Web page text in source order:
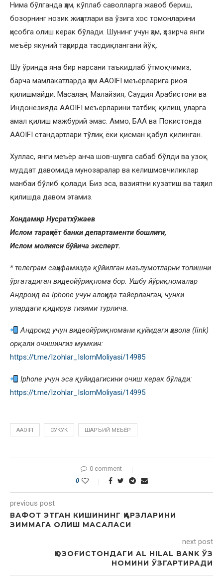
Нима бўлганда ҳам, кўплаб саволларга жавоб бериш,
бозорнинг нозик жиҳатлари ва ўзига хос томонларини
ҳисобга олиш керак бўлади. Шунинг учун ҳам, ҳозирча янги
меъёр якуний таҳрирда тасдиқлангани йўқ.
Шу ўринда яна бир нарсани таъкидлаб ўтмоқчимиз,
барча мамлакатларда ҳам AAOIFI меъёрларига риоя
қилишмайди. Масалан, Малайзия, Саудия Арабистони ва
Индонезияда AAOIFI меъёрларини татбиқ қилиш, уларга
амал қилиш мажбурий эмас. Аммо, БАА ва Покистонда
AAOIFI стандартлари тўлиқ ёки қисман қабул қилинган.
Хуллас, янги меъёр анча шов-шувга сабаб бўлди ва узоқ
муддат давомида мунозаралар ва келишмовчиликлар
манбаи бўлиб қолади. Биз эса, вазиятни кузатиш ва таҳлил
қилишда давом этамиз.
Хондамир Нусратхўжаев
Ислом тараққиёт банки департаменти бошлиғи,
Ислом молияси бўйича эксперт.
* телеграм саҳифамизда қўйилган маълумотларни топишни
ўргатадиган видеойўриқнома бор. Ушбу йўриқномалар
Андроид ва Iphone учун алоҳида тайёрланган, чунки
улардаги қидирув тизими турлича.
Андроид учун видеойўриқномани қуйидаги ҳавола (link)
орқали очишингиз мумкин:
https://t.me/Izohlar_IslomMoliyasi/14985
Iphone учун эса қуйидагисини очиш керак бўлади:
https://t.me/Izohlar_IslomMoliyasi/14995
AAOIFI СУКУК ШАРЪИЙ МЕЪЁР
0 comment
0
previous post
ВАФОТ ЭТГАН КИШИНИНГ ҚАРЗЛАРИНИ
ЗИММАГА ОЛИШ МАСАЛАСИ
next post
ҚОЗОҒИСТОНДАГИ AL HILAL BANK ЎЗ
НОМИНИ ЎЗГАРТИРАДИ